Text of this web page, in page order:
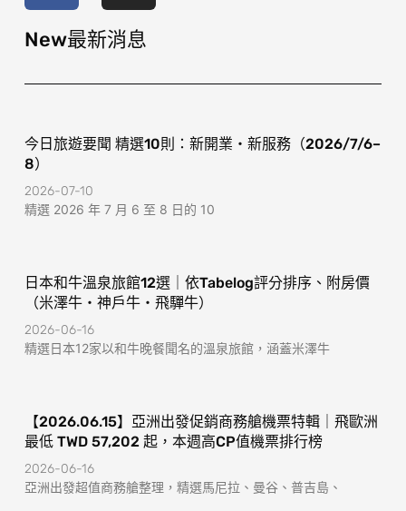
o
-
g
r
m
New最新消息
今日旅遊要聞 精選10則：新開業・新服務（2026/7/6–
8）
2026-07-10
精選 2026 年 7 月 6 至 8 日的 10
日本和牛溫泉旅館12選｜依Tabelog評分排序、附房價
（米澤牛・神戶牛・飛驒牛）
2026-06-16
精選日本12家以和牛晚餐聞名的溫泉旅館，涵蓋米澤牛
【2026.06.15】亞洲出發促銷商務艙機票特輯｜飛歐洲
最低 TWD 57,202 起，本週高CP值機票排行榜
2026-06-16
亞洲出發超值商務艙整理，精選馬尼拉、曼谷、普吉島、